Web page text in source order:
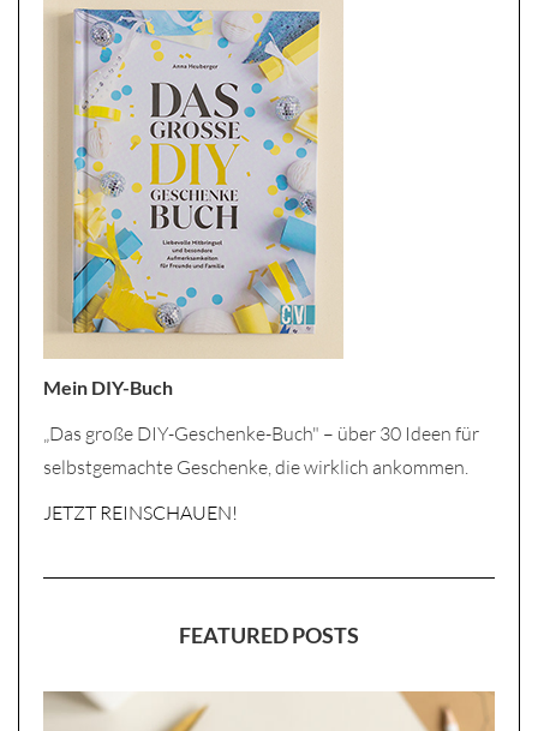
Mein DIY-Buch
„Das große DIY-Geschenke-Buch" – über 30 Ideen für
selbstgemachte Geschenke, die wirklich ankommen.
JETZT REINSCHAUEN!
FEATURED POSTS